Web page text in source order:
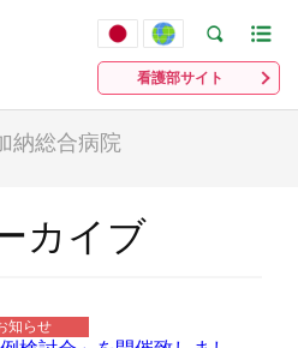
看護部サイト
納総合病院
カイブ
知らせ